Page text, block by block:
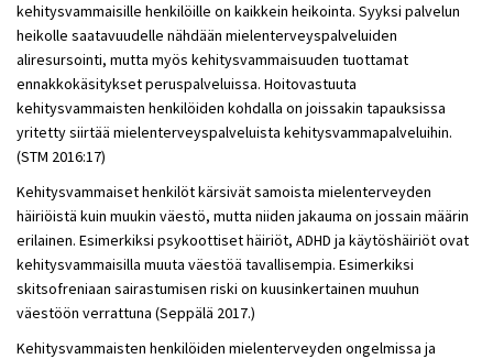
kehitysvammaisille henkilöille on kaikkein heikointa. Syyksi palvelun
heikolle saatavuudelle nähdään mielenterveyspalveluiden
aliresursointi, mutta myös kehitysvammaisuuden tuottamat
ennakkokäsitykset peruspalveluissa. Hoitovastuuta
kehitysvammaisten henkilöiden kohdalla on joissakin tapauksissa
yritetty siirtää mielenterveyspalveluista kehitysvammapalveluihin.
(STM 2016:17)
Kehitysvammaiset henkilöt kärsivät samoista mielenterveyden
häiriöistä kuin muukin väestö, mutta niiden jakauma on jossain määrin
erilainen. Esimerkiksi psykoottiset häiriöt, ADHD ja käytöshäiriöt ovat
kehitysvammaisilla muuta väestöä tavallisempia. Esimerkiksi
skitsofreniaan sairastumisen riski on kuusinkertainen muuhun
väestöön verrattuna (Seppälä 2017.)
Kehitysvammaisten henkilöiden mielenterveyden ongelmissa ja